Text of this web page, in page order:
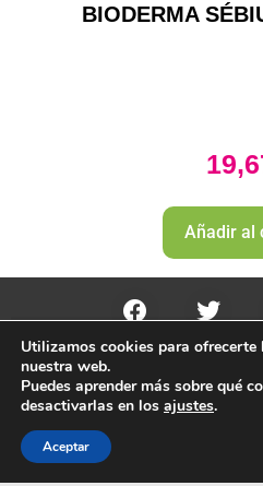
BIODERMA
Añadir al
PharmaZone © 2022 | |
Utilizamos cookies para ofrecerte
nuestra web.
Puedes aprender más sobre qué
desactivarlas en los ajustes.
Aceptar